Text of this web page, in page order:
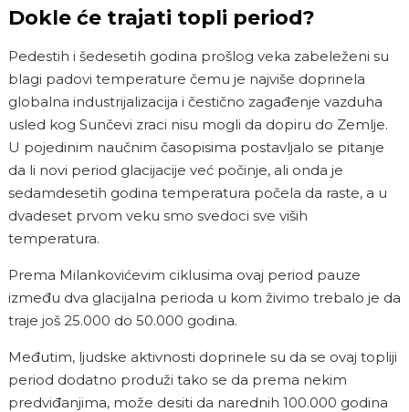
Dokle će trajati topli period?
Pedestih i šedesetih godina prošlog veka zabeleženi su
blagi padovi temperature čemu je najviše doprinela
globalna industrijalizacija i čestično zagađenje vazduha
usled kog Sunčevi zraci nisu mogli da dopiru do Zemlje.
U pojedinim naučnim časopisima postavljalo se pitanje
da li novi period glacijacije već počinje, ali onda je
sedamdesetih godina temperatura počela da raste, a u
dvadeset prvom veku smo svedoci sve viših
temperatura.
Prema Milankovićevim ciklusima ovaj period pauze
između dva glacijalna perioda u kom živimo trebalo je da
traje još 25.000 do 50.000 godina.
Međutim, ljudske aktivnosti doprinele su da se ovaj topliji
period dodatno produži tako se da prema nekim
predviđanjima, može desiti da narednih 100.000 godina